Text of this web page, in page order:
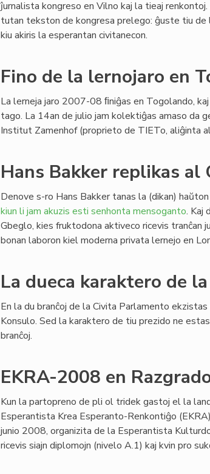
ĵurnalista kongreso en Vilno kaj la tieaj
tutan tekston de kongresa prelego: ĝuste tiu de
kiu akiris la esperantan civitanecon.
Fino de la lernojaro en
La lerneja jaro 2007-08 ﬁniĝas en Togolando,
tago. La 14an de julio jam kolektiĝas amaso da
Institut Zamenhof (proprieto de TIETo, aliĝinta
Hans Bakker replikas al
Denove s-ro Hans Bakker tanas la (dikan)
kiun li jam akuzis esti senhonta mensoganto. Kaj
Gbeglo, kies fruktodona aktiveco ricevis tranĉan
bonan laboron kiel moderna privata lernejo en
La dueca karaktero de
En la du branĉoj de la Civita Parlamento
Konsulo. Sed la karaktero de tiu prezido ne
branĉoj.
EKRA-2008 en
Kun la partopreno de pli ol tridek gastoj el la
Esperantista Krea Esperanto-Renkontiĝo
junio 2008, organizita de la Esperantista
ricevis siajn diplomojn (nivelo A.1) kaj kvin pro